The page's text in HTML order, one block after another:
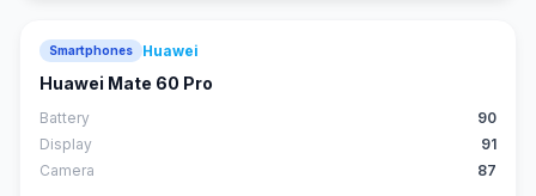
Smartphones Huawei
Huawei Mate 60 Pro
Battery
90
Display
91
Camera
87